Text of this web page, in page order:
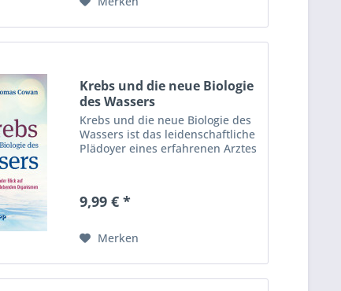
Krebs und die neue Biologie
des Wassers
Krebs und die neue Biologie des
Wassers ist das leidenschaftliche
Plädoyer eines erfahrenen Arztes
9,99 € *
Merken